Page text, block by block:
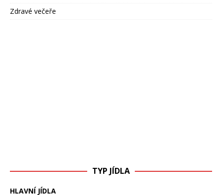
Zdravé večeře
TYP JÍDLA
HLAVNÍ JÍDLA